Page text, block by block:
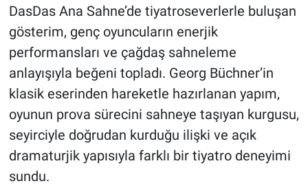
DasDas Ana Sahne’de tiyatroseverlerle buluşan
gösterim, genç oyuncuların enerjik
performansları ve çağdaş sahneleme
anlayışıyla beğeni topladı. Georg Büchner’in
klasik eserinden hareketle hazırlanan yapım,
oyunun prova sürecini sahneye taşıyan kurgusu,
seyirciyle doğrudan kurduğu ilişki ve açık
dramaturjik yapısıyla farklı bir tiyatro deneyimi
sundu.